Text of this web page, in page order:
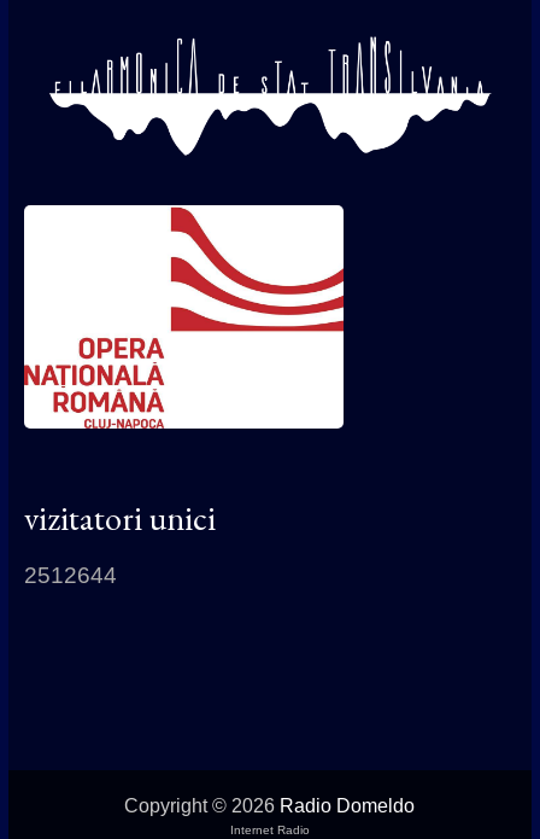
vizitatori unici
2512644
Copyright © 2026 Radio Domeldo
Internet Radio